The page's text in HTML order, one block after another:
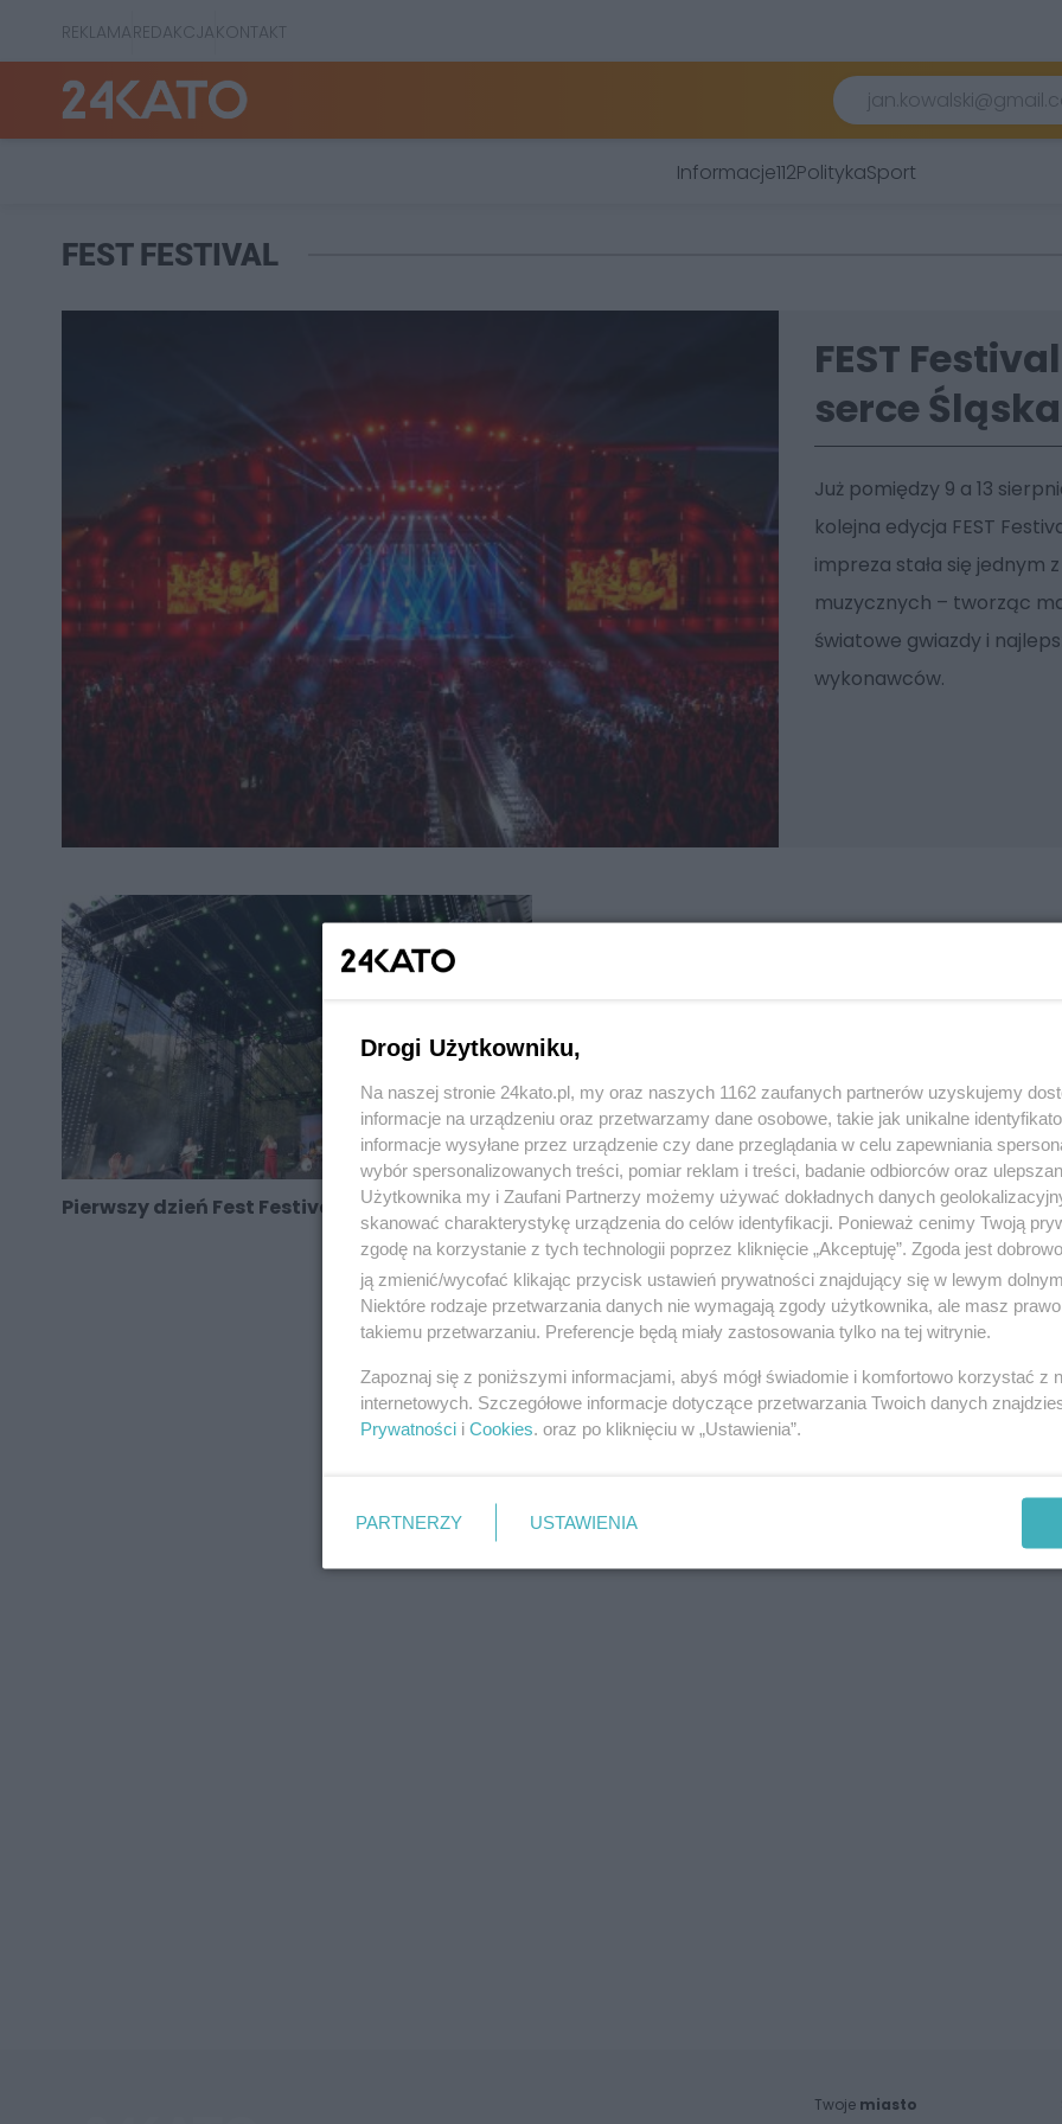
REKLAMAREDAKCJAKONTAKT
Informacje112PolitykaSport
FEST FESTIVAL
FEST
serce
Już pomiędzy 9 a 13
kolejna edycja FEST
impreza stała się jednym
muzycznych – tworząc
światowe gwiazdy i
wykonawców.
Pierwszy dzień Fest Festivalu 2021
REKLAMA
REKLAMA
Twoje miasto
Drogi Użytkowniku,
Na naszej stronie 24kato.pl, my oraz naszych 1162 zaufanych partnerów uzyskujemy
informacje na urządzeniu oraz przetwarzamy dane osobowe, takie jak unikalne
informacje wysyłane przez urządzenie czy dane przeglądania w celu zapewniania
wybór spersonalizowanych treści, pomiar reklam i treści, badanie odbiorców oraz
Użytkownika my i Zaufani Partnerzy możemy używać dokładnych danych
skanować charakterystykę urządzenia do celów identyfikacji. Ponieważ cenimy Twoją
zgodę na korzystanie z tych technologii poprzez kliknięcie „Akceptuję”. Zgoda jest
ją zmienić/wycofać klikając przycisk ustawień prywatności znajdujący się w lewym
Niektóre rodzaje przetwarzania danych nie wymagają zgody użytkownika, ale masz
takiemu przetwarzaniu. Preferencje będą miały zastosowania tylko na tej witrynie.
Zapoznaj się z poniższymi informacjami, abyś mógł świadomie i komfortowo korzystać z
internetowych. Szczegółowe informacje dotyczące przetwarzania Twoich danych
Prywatności i Cookies. oraz po kliknięciu w „Ustawienia”.
PARTNERZY USTAWIENIA